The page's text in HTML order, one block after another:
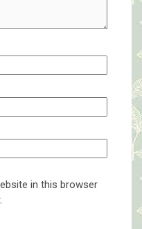
in this browser